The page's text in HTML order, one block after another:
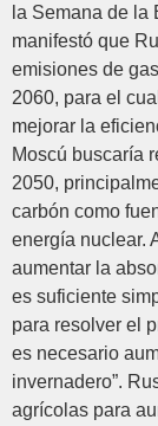
la Semana de la
manifestó que
emisiones de
2060, para el
mejorar la
Moscú buscaría
2050,
carbón como
energía nuclear.
aumentar la
es suficiente
para resolver el
es necesario
invernadero”.
agrícolas para